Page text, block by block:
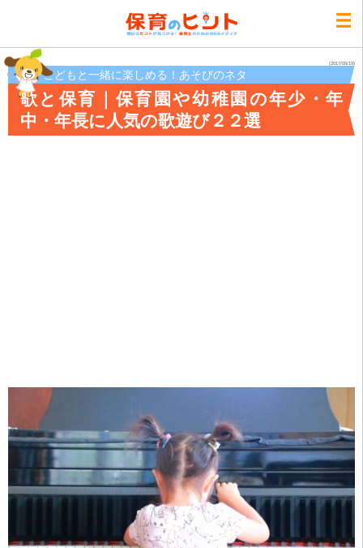
(2017/05/19)
こどもと一緒に楽しめる！あそびのネタ
歌と保育｜保育園や幼稚園の年少・年
中・年長に人気の歌遊び２２選